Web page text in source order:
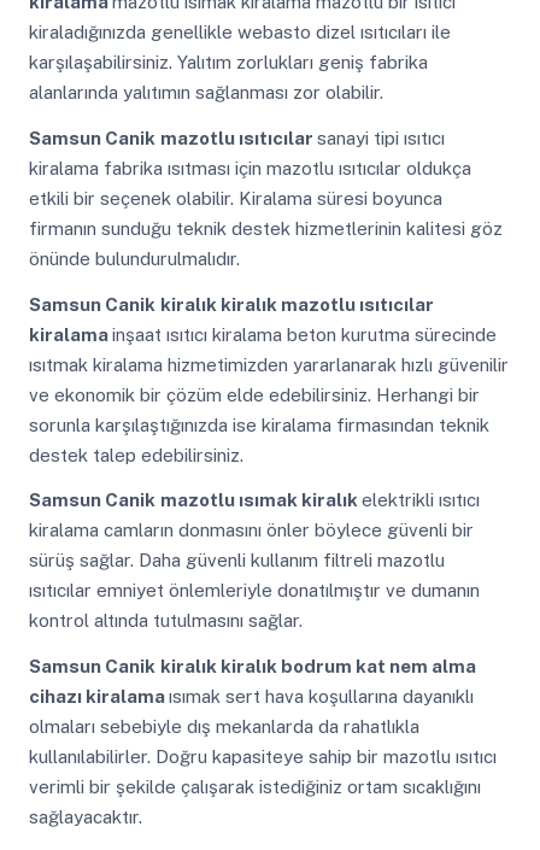
kiraladığınızda genellikle webasto dizel ısıtıcıları ile
karşılaşabilirsiniz. Yalıtım zorlukları geniş fabrika
alanlarında yalıtımın sağlanması zor olabilir.
Samsun Canik mazotlu ısıtıcılar sanayi tipi ısıtıcı
kiralama fabrika ısıtması için mazotlu ısıtıcılar oldukça
etkili bir seçenek olabilir. Kiralama süresi boyunca
firmanın sunduğu teknik destek hizmetlerinin kalitesi göz
önünde bulundurulmalıdır.
Samsun Canik kiralık kiralık mazotlu ısıtıcılar
kiralamainşaat ısıtıcı kiralama beton kurutma sürecinde
ısıtmak kiralama hizmetimizden yararlanarak hızlı güvenilir
ve ekonomik bir çözüm elde edebilirsiniz. Herhangi bir
sorunla karşılaştığınızda ise kiralama firmasından teknik
destek talep edebilirsiniz.
Samsun Canik mazotlu ısımak kiralık elektrikli ısıtıcı
kiralama camların donmasını önler böylece güvenli bir
sürüş sağlar. Daha güvenli kullanım filtreli mazotlu
ısıtıcılar emniyet önlemleriyle donatılmıştır ve dumanın
kontrol altında tutulmasını sağlar.
Samsun Canik kiralık kiralık bodrum kat nem alma
cihazı kiralamaısımak sert hava koşullarına dayanıklı
olmaları sebebiyle dış mekanlarda da rahatlıkla
kullanılabilirler. Doğru kapasiteye sahip bir mazotlu ısıtıcı
verimli bir şekilde çalışarak istediğiniz ortam sıcaklığını
sağlayacaktır.